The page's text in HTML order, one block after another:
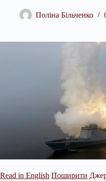
Поліна Більченко
Read in English Поширити